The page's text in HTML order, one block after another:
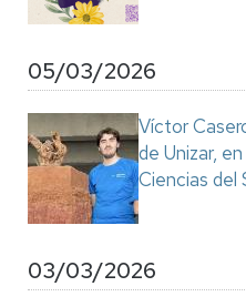
05/03/2026
Víctor
de Unizar,
Ciencias del
03/03/2026